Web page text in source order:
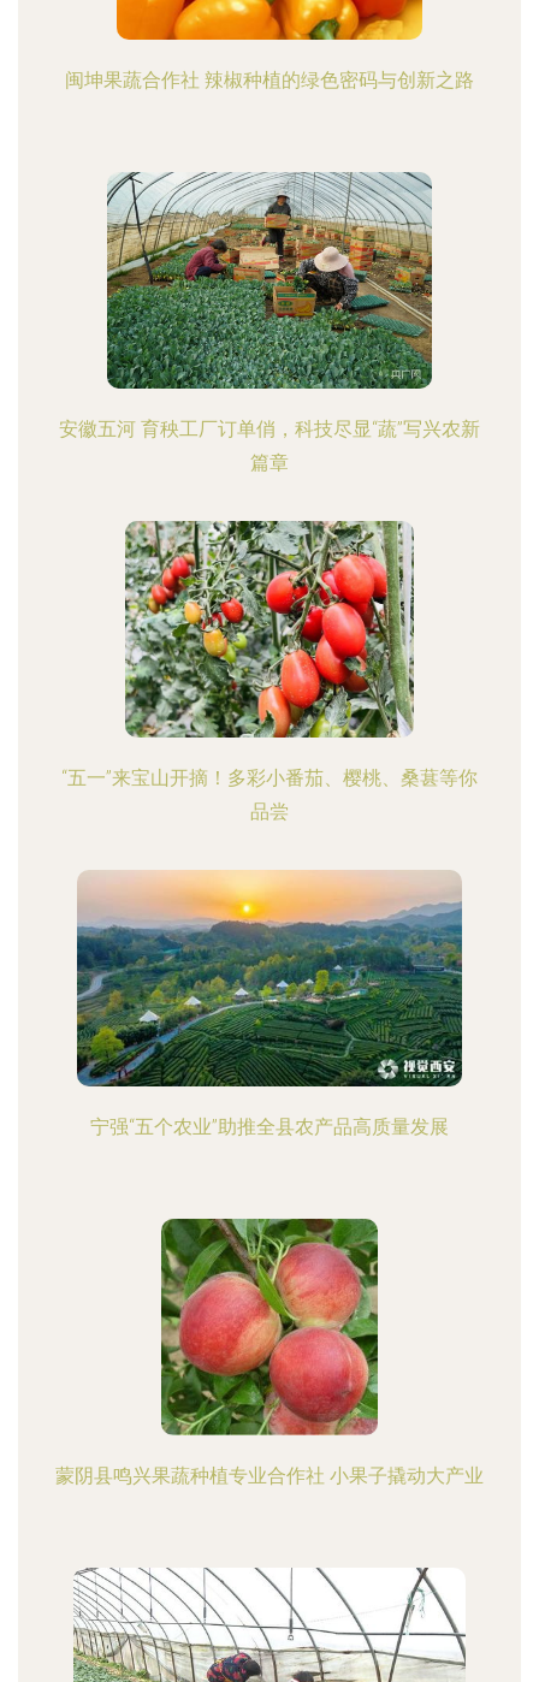
闽坤果蔬合作社 辣椒种植的绿色密码与创新之路
安徽五河 育秧工厂订单俏，科技尽显“蔬”写兴农新
篇章
“五一”来宝山开摘！多彩小番茄、樱桃、桑葚等你
品尝
宁强“五个农业”助推全县农产品高质量发展
蒙阴县鸣兴果蔬种植专业合作社 小果子撬动大产业